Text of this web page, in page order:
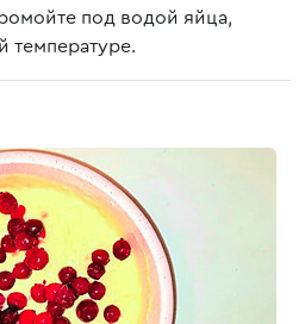
под водой яйца,
температуре.